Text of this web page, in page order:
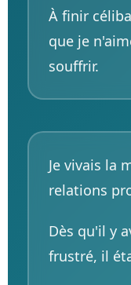
À finir
que je
souffrir.
Je vivais la
relations
Dès qu'il y
frustré, il